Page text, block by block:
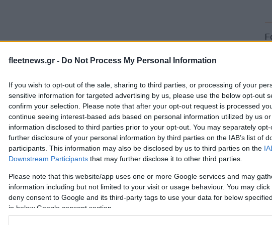
fleetnews.gr - Do Not Process My Personal Information
If you wish to opt-out of the sale, sharing to third parties, or processing of your
sensitive information for targeted advertising by us, please use the below opt-out
confirm your selection. Please note that after your opt-out request is processed
continue seeing interest-based ads based on personal information utilized by us
information disclosed to third parties prior to your opt-out. You may separately
further disclosure of your personal information by third parties on the IAB’s list of
participants. This information may also be disclosed by us to third parties on the
Downstream Participants that may further disclose it to other third parties.
Please note that this website/app uses one or more Google services and may
information including but not limited to your visit or usage behaviour. You may
deny consent to Google and its third-party tags to use your data for below
in below Google consent section.
Ευρωπαϊκό με
Ευρωπαϊκό Κορασίδων: Τζάμπολ για την
Εθνική στα Ιωάννινα κόντρα στην Ιρλανδία
(live stream)
Metlen: Ρεκόρ EBITDA στο α'